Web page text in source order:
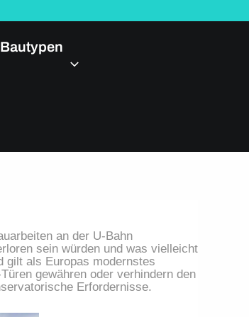
Bautypen
an der U-Bahn
sein würden und was vielleicht
gilt als Europas modernstes
gewähren oder verhindern den
Erfordernisse.